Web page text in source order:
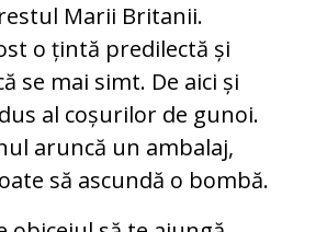
Marii Britanii.
o țintă predilectă și
se mai simt. De aici și
al coșurilor de gunoi.
aruncă un ambalaj,
să ascundă o bombă.